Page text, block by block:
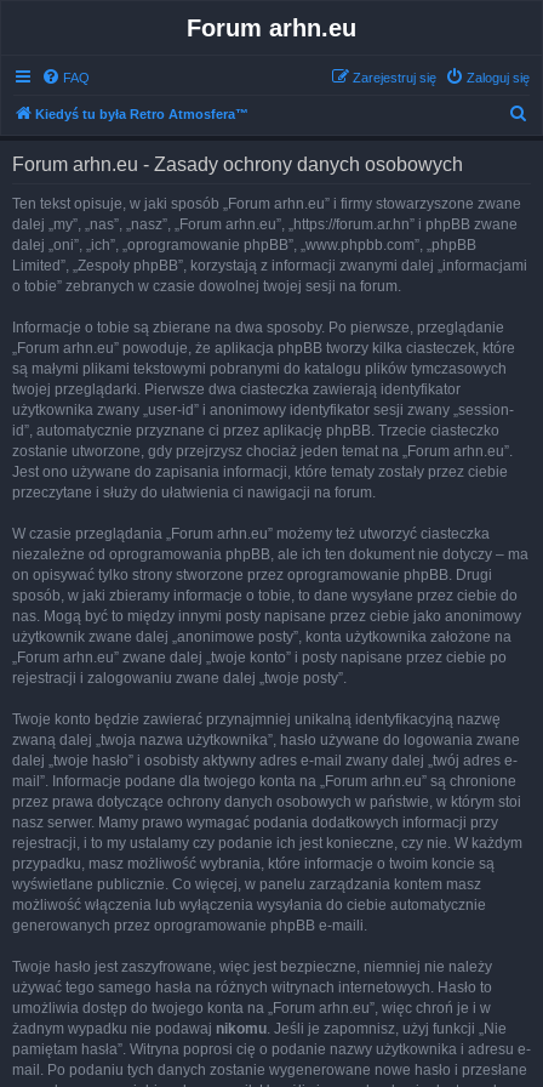
Forum arhn.eu
FAQ Zaloguj się
Zarejestruj się
Kiedyś tu była Retro Atmosfera™
Forum arhn.eu - Zasady ochrony danych osobowych
Ten tekst opisuje, w jaki sposób „Forum arhn.eu” i firmy stowarzyszone zwane
dalej „my”, „nas”, „nasz”, „Forum arhn.eu”, „https://forum.ar.hn” i phpBB zwane
dalej „oni”, „ich”, „oprogramowanie phpBB”, „www.phpbb.com”, „phpBB
Limited”, „Zespoły phpBB”, korzystają z informacji zwanymi dalej „informacjami
o tobie” zebranych w czasie dowolnej twojej sesji na forum.
Informacje o tobie są zbierane na dwa sposoby. Po pierwsze, przeglądanie
„Forum arhn.eu” powoduje, że aplikacja phpBB tworzy kilka ciasteczek, które
są małymi plikami tekstowymi pobranymi do katalogu plików tymczasowych
twojej przeglądarki. Pierwsze dwa ciasteczka zawierają identyfikator
użytkownika zwany „user-id” i anonimowy identyfikator sesji zwany „session-
id”, automatycznie przyznane ci przez aplikację phpBB. Trzecie ciasteczko
zostanie utworzone, gdy przejrzysz chociaż jeden temat na „Forum arhn.eu”.
Jest ono używane do zapisania informacji, które tematy zostały przez ciebie
przeczytane i służy do ułatwienia ci nawigacji na forum.
W czasie przeglądania „Forum arhn.eu” możemy też utworzyć ciasteczka
niezależne od oprogramowania phpBB, ale ich ten dokument nie dotyczy – ma
on opisywać tylko strony stworzone przez oprogramowanie phpBB. Drugi
sposób, w jaki zbieramy informacje o tobie, to dane wysyłane przez ciebie do
nas. Mogą być to między innymi posty napisane przez ciebie jako anonimowy
użytkownik zwane dalej „anonimowe posty”, konta użytkownika założone na
„Forum arhn.eu” zwane dalej „twoje konto” i posty napisane przez ciebie po
rejestracji i zalogowaniu zwane dalej „twoje posty”.
Twoje konto będzie zawierać przynajmniej unikalną identyfikacyjną nazwę
zwaną dalej „twoja nazwa użytkownika”, hasło używane do logowania zwane
dalej „twoje hasło” i osobisty aktywny adres e-mail zwany dalej „twój adres e-
mail”. Informacje podane dla twojego konta na „Forum arhn.eu” są chronione
przez prawa dotyczące ochrony danych osobowych w państwie, w którym stoi
nasz serwer. Mamy prawo wymagać podania dodatkowych informacji przy
rejestracji, i to my ustalamy czy podanie ich jest konieczne, czy nie. W każdym
przypadku, masz możliwość wybrania, które informacje o twoim koncie są
wyświetlane publicznie. Co więcej, w panelu zarządzania kontem masz
możliwość włączenia lub wyłączenia wysyłania do ciebie automatycznie
generowanych przez oprogramowanie phpBB e-maili.
Twoje hasło jest zaszyfrowane, więc jest bezpieczne, niemniej nie należy
używać tego samego hasła na różnych witrynach internetowych. Hasło to
umożliwia dostęp do twojego konta na „Forum arhn.eu”, więc chroń je i w
żadnym wypadku nie podawaj nikomu. Jeśli je zapomnisz, użyj funkcji „Nie
pamiętam hasła”. Witryna poprosi cię o podanie nazwy użytkownika i adresu e-
mail. Po podaniu tych danych zostanie wygenerowane nowe hasło i przesłane